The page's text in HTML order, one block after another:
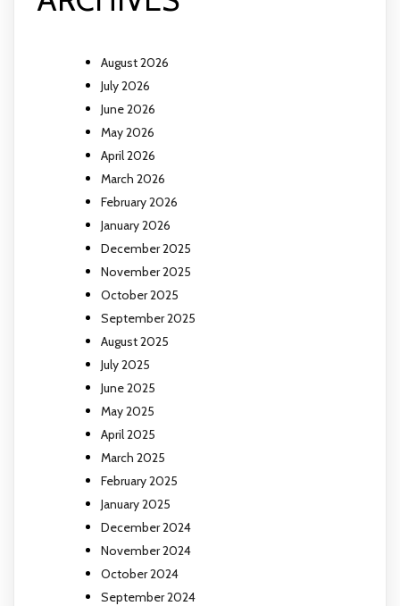
August 2026
July 2026
June 2026
May 2026
April 2026
March 2026
February 2026
January 2026
December 2025
November 2025
October 2025
September 2025
August 2025
July 2025
June 2025
May 2025
April 2025
March 2025
February 2025
January 2025
December 2024
November 2024
October 2024
September 2024